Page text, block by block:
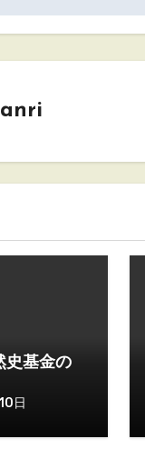
史基金の
日